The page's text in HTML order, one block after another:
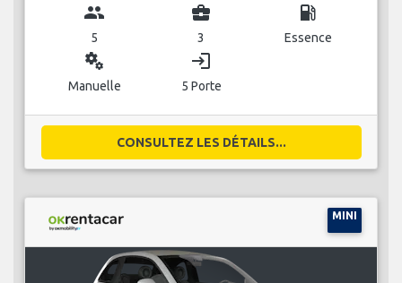
group
5
business_center
3
local_gas_station
Essence
miscellaneous_services
Manuelle
login
5 Porte
CONSULTEZ LES DÉTAILS...
MINI